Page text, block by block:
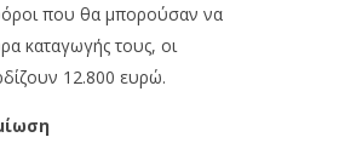
που θα μπορούσαν να
καταγωγής τους, οι
12.800 ευρώ.